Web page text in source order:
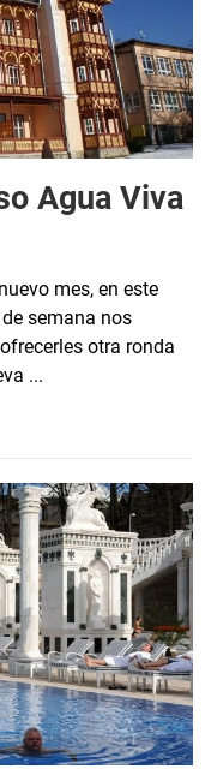
Agua Viva
mes, en este
semana nos
otra ronda
...